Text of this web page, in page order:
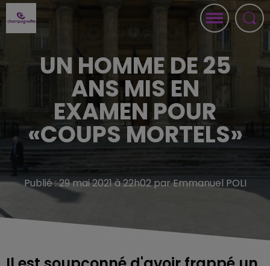
UN HOMME DE 25
ANS MIS EN
EXAMEN POUR
«COUPS MORTELS»
Publié : 29 mai 2021 à 22h02 par Emmanuel POLI